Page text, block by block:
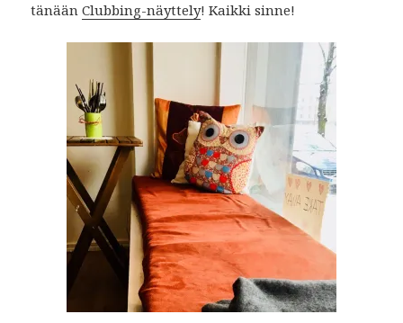
tänäänClubbing-näyttely! Kaikki sinne!